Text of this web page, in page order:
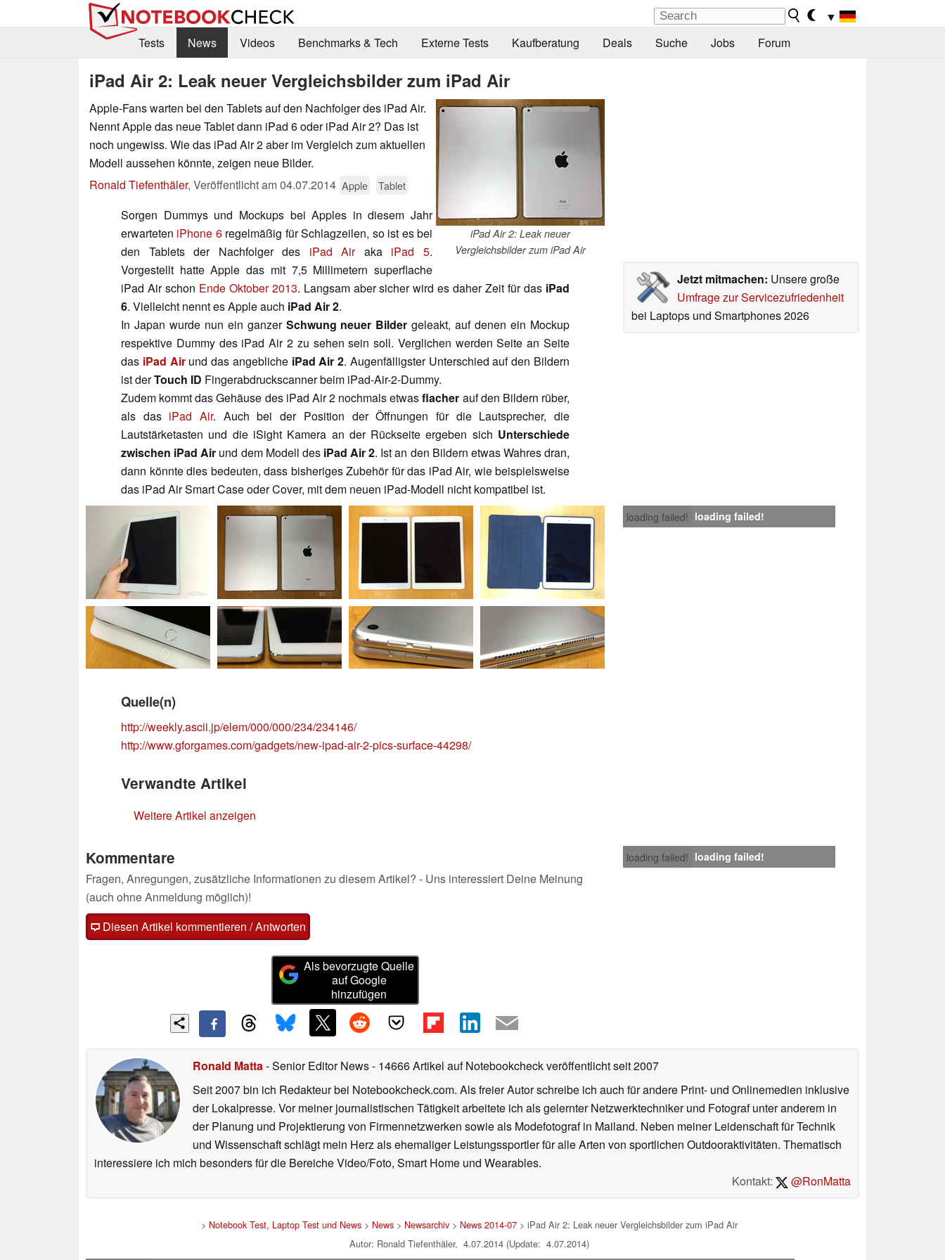
▼
Tests
News Videos Benchmarks & Tech Externe Tests Kaufberatung Deals Suche Jobs Forum
iPad Air 2: Leak neuer Vergleichsbilder zum iPad Air
iPad Air 2: Leak neuer
Vergleichsbilder zum iPad Air
Apple-Fans warten bei den Tablets auf den Nachfolger des iPad Air.
Nennt Apple das neue Tablet dann iPad 6 oder iPad Air 2? Das ist
noch ungewiss. Wie das iPad Air 2 aber im Vergleich zum aktuellen
Modell aussehen könnte, zeigen neue Bilder.
Ronald Tiefenthäler, Veröffentlicht am04.07.2014 Apple Tablet
Jetzt mitmachen: Unsere große
Umfrage zur Servicezufriedenheit
bei Laptops und Smartphones 2026
Sorgen Dummys und Mockups bei Apples in diesem Jahr
erwarteten iPhone 6 regelmäßig für Schlagzeilen, so ist es bei
den Tablets der Nachfolger des iPad Airaka iPad 5.
Vorgestellt hatte Apple das mit 7,5 Millimetern superflache
iPad Air schon Ende Oktober 2013. Langsam aber sicher wird es daher Zeit für das iPad
6. Vielleicht nennt es Apple auch iPad Air 2.
In Japan wurde nun ein ganzer Schwung neuer Bilder geleakt, auf denen ein Mockup
respektive Dummy des iPad Air 2 zu sehen sein soll. Verglichen werden Seite an Seite
das iPad Airund das angebliche iPad Air 2. Augenfälligster Unterschied auf den Bildern
ist derTouch ID Fingerabdruckscanner beim iPad-Air-2-Dummy.
Zudem kommt das Gehäuse des iPad Air 2 nochmals etwasflacher auf den Bildern rüber,
als das iPad Air. Auch bei der Position der Öffnungen für die Lautsprecher, die
Lautstärketasten und die iSight Kamera an der Rückseite ergeben sich Unterschiede
zwischen iPad Air und dem Modell des iPad Air 2. Ist an den Bildern etwas Wahres dran,
dann könnte dies bedeuten, dass bisheriges Zubehör für das iPad Air, wie beispielsweise
das iPad Air Smart Case oder Cover, mit dem neuen iPad-Modell nicht kompatibel ist.
loading failed! loading failed!
Quelle(n)
http://weekly.ascii.jp/elem/000/000/234/234146/
http://www.gforgames.com/gadgets/new-ipad-air-2-pics-surface-44298/
Verwandte Artikel
Weitere Artikel anzeigen
loading failed! loading failed!
Kommentare
Fragen, Anregungen, zusätzliche Informationen zu diesem Artikel? - Uns interessiert Deine Meinung
(auch ohne Anmeldung möglich)!
Diesen Artikel kommentieren / Antworten
Als bevorzugte Quelle
auf Google
hinzufügen
Ronald Matta- Senior Editor News- 14666 Artikel auf Notebookcheck veröffentlichtseit 2007
Seit 2007 bin ich Redakteur bei Notebookcheck.com. Als freier Autor schreibe ich auch für andere Print- und Onlinemedien inklusive
der Lokalpresse. Vor meiner journalistischen Tätigkeit arbeitete ich als gelernter Netzwerktechniker und Fotograf unter anderem in
der Planung und Projektierung von Firmennetzwerken sowie als Modefotograf in Mailand. Neben meiner Leidenschaft für Technik
und Wissenschaft schlägt mein Herz als ehemaliger Leistungssportler für alle Arten von sportlichen Outdooraktivitäten. Thematisch
interessiere ich mich besonders für die Bereiche Video/Foto, Smart Home und Wearables.
Kontakt:
@RonMatta
> Notebook Test, Laptop Test und News> News> Newsarchiv> News 2014-07> iPad Air 2: Leak neuer Vergleichsbilder zum iPad Air
Autor: Ronald Tiefenthäler, 4.07.2014 (Update: 4.07.2014)